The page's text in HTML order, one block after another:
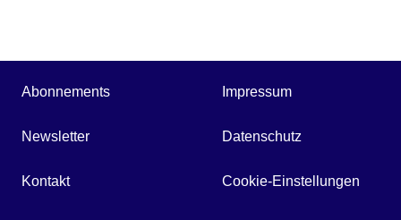
Abonnements
Newsletter
Kontakt
Impressum
Datenschutz
Cookie-Einstellungen